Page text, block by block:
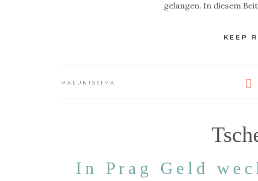
gelangen. In diesem
KEEP
MALUNISSIMA
In Prag Geld